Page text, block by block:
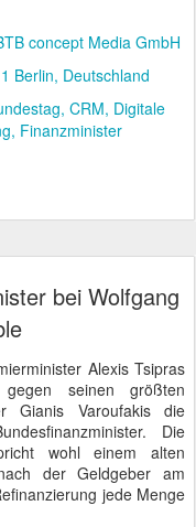
concept Media GmbH
Berlin, Deutschland
CRM Digitale
Finanzminister
bei Wolfgang
Alexis Tsipras
gegen seinen größten
Gianis Varoufakis die
Die
wohl einem alten
der Geldgeber am
jede Menge